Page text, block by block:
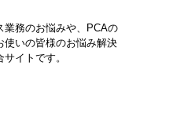
業務のお悩みや、PCAの
使いの皆様のお悩み解決
イトです。